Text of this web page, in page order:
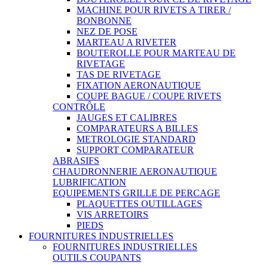
MACHINE POUR RIVETS A TIRER /
BONBONNE
NEZ DE POSE
MARTEAU A RIVETER
BOUTEROLLE POUR MARTEAU DE
RIVETAGE
TAS DE RIVETAGE
FIXATION AERONAUTIQUE
COUPE BAGUE / COUPE RIVETS
CONTRÔLE
JAUGES ET CALIBRES
COMPARATEURS A BILLES
METROLOGIE STANDARD
SUPPORT COMPARATEUR
ABRASIFS
CHAUDRONNERIE AERONAUTIQUE
LUBRIFICATION
EQUIPEMENTS GRILLE DE PERCAGE
PLAQUETTES OUTILLAGES
VIS ARRETOIRS
PIEDS
FOURNITURES INDUSTRIELLES
FOURNITURES INDUSTRIELLES
OUTILS COUPANTS